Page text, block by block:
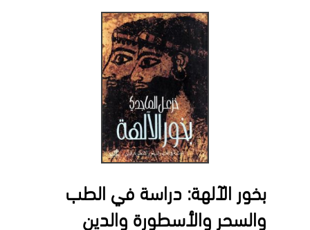
بخور الآلهة: دراسة في الطب
والسحر والأسطورة والدين